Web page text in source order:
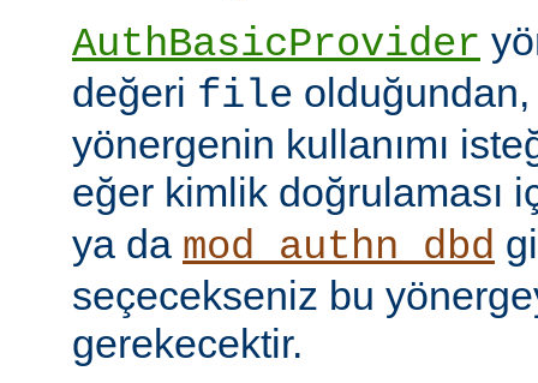
AuthBasicProvider
değeri file
yönergenin kullanımı
eğer kimlik doğrulaması
ya da mod_authn_dbd
seçecekseniz bu
gerekecektir.